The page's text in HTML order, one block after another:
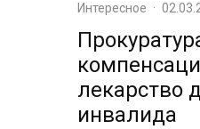
Интересное ·
лекарство
инвалида